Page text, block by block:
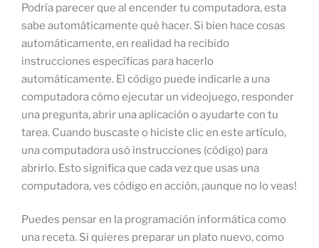
Podría parecer que al encender tu computadora, esta
sabe automáticamente qué hacer. Si bien hace cosas
automáticamente, en realidad ha recibido
instrucciones específicas para hacerlo
automáticamente. El código puede indicarle a una
computadora cómo ejecutar un videojuego, responder
una pregunta, abrir una aplicación o ayudarte con tu
tarea. Cuando buscaste o hiciste clic en este artículo,
una computadora usó instrucciones (código) para
abrirlo. Esto significa que cada vez que usas una
computadora, ves código en acción, ¡aunque no lo veas!
Puedes pensar en la programación informática como
una receta. Si quieres preparar un plato nuevo, como